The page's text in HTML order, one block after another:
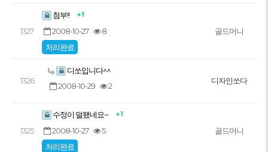
1327
첨부!! + 1
2008-10-27
8
처리완료
골드머니
1326
디쏘입니다^^
2008-10-29
2
디자인쏘다
1325
수정이 덜됐네요~ + 1
2008-10-27
5
처리완료
골드머니